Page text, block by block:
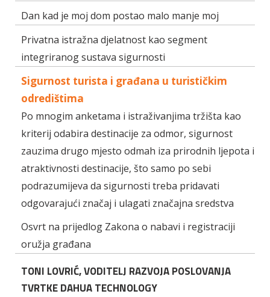
Dan kad je moj dom postao malo manje moj
Privatna istražna djelatnost kao segment
integriranog sustava sigurnosti
Sigurnost turista i građana u turističkim
odredištima
Po mnogim anketama i istraživanjima tržišta kao
kriterij odabira destinacije za odmor, sigurnost
zauzima drugo mjesto odmah iza prirodnih ljepota i
atraktivnosti destinacije, što samo po sebi
podrazumijeva da sigurnosti treba pridavati
odgovarajući značaj i ulagati značajna sredstva
Osvrt na prijedlog Zakona o nabavi i registraciji
oružja građana
TONI LOVRIĆ, VODITELJ RAZVOJA POSLOVANJA
TVRTKE DAHUA TECHNOLOGY